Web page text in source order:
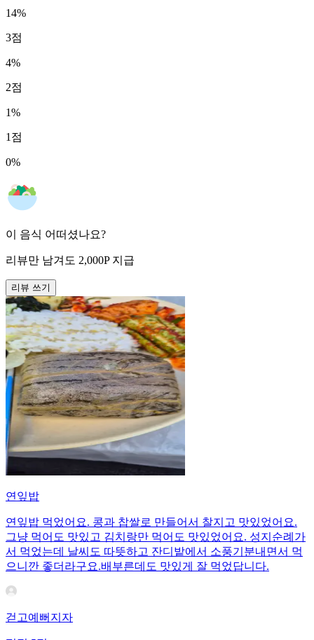
14%
3점
4%
2점
1%
1 점
0%
이 음식 어떠셨나요?
리뷰만 남겨도 2,000P 지급
리뷰 쓰기
연잎밥
연잎밥 먹었어요. 콩과 찹쌀로 만들어서 찰지고 맛있었어요.
그냥 먹어도 맛있고 김치랑만 먹어도 맛있었어요. 성지순례가
서 먹었는데 날씨도 따뜻하고 잔디밭에서 소풍기분내면서 먹
으니깐 좋더라구요.배부른데도 맛있게 잘 먹었답니다.
걷고예뻐지자